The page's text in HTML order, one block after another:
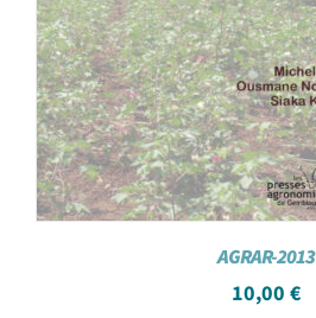
AGRAR-2013
10,00 €